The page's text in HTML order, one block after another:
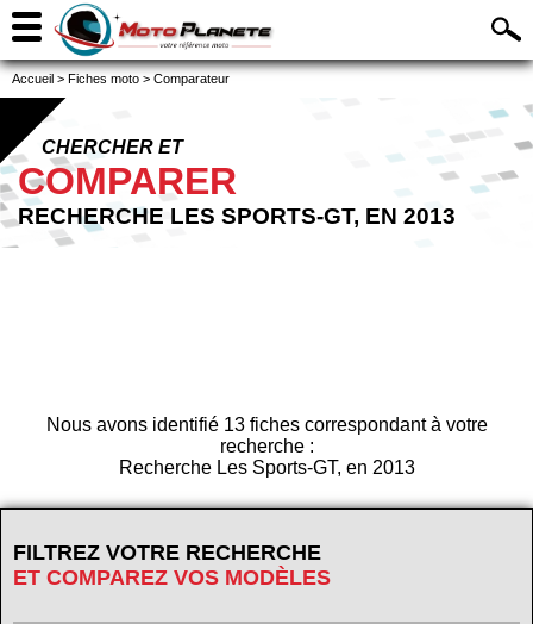
Accueil > Fiches moto > Comparateur
CHERCHER ET
COMPARER
RECHERCHE LES SPORTS-GT, EN 2013
Nous avons identifié 13 fiches correspondant à votre
recherche :
Recherche Les Sports-GT, en 2013
FILTREZ VOTRE RECHERCHE
ET COMPAREZ VOS MODÈLES